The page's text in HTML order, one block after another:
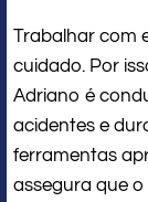
Trabalhar com
cuidado. Por
Adriano é
acidentes e
ferramentas
assegura que